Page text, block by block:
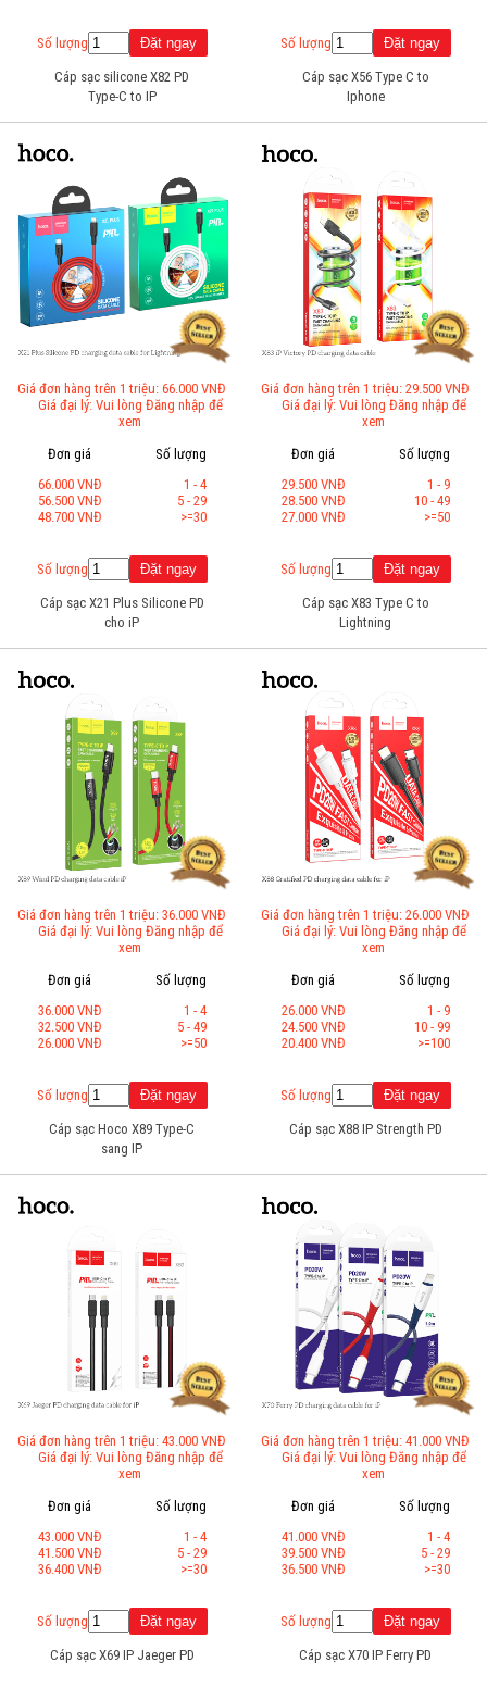
Số lượng
Cáp sạc silicone X82 PD
Type-C to IP
Số lượng
Cáp sạc X56 Type C to
Iphone
Giá đơn hàng trên 1 triệu: 66.000 VNĐ
Giá đại lý: Vui lòng Đăng nhập để
xem
Đơn giá
66.000 VNĐ
56.500 VNĐ
48.700 VNĐ
Số lượng
1 - 4
5 - 29
>=30
Số lượng
Cáp sạc X21 Plus Silicone PD
cho iP
Giá đơn hàng trên 1 triệu: 29.500 VNĐ
Giá đại lý: Vui lòng Đăng nhập để
xem
Đơn giá
29.500 VNĐ
28.500 VNĐ
27.000 VNĐ
Số lượng
1 - 9
10 - 49
>=50
Số lượng
Cáp sạc X83 Type C to
Lightning
Giá đơn hàng trên 1 triệu: 36.000 VNĐ
Giá đại lý: Vui lòng Đăng nhập để
xem
Đơn giá
36.000 VNĐ
32.500 VNĐ
26.000 VNĐ
Số lượng
1 - 4
5 - 49
>=50
Số lượng
Cáp sạc Hoco X89 Type-C
sang IP
Giá đơn hàng trên 1 triệu: 26.000 VNĐ
Giá đại lý: Vui lòng Đăng nhập để
xem
Đơn giá
26.000 VNĐ
24.500 VNĐ
20.400 VNĐ
Số lượng
1 - 9
10 - 99
>=100
Số lượng
Cáp sạc X88 IP Strength PD
Giá đơn hàng trên 1 triệu: 43.000 VNĐ
Giá đại lý: Vui lòng Đăng nhập để
xem
Đơn giá
43.000 VNĐ
41.500 VNĐ
36.400 VNĐ
Số lượng
1 - 4
5 - 29
>=30
Số lượng
Cáp sạc X69 IP Jaeger PD
Giá đơn hàng trên 1 triệu: 41.000 VNĐ
Giá đại lý: Vui lòng Đăng nhập để
xem
Đơn giá
41.000 VNĐ
39.500 VNĐ
36.500 VNĐ
Số lượng
1 - 4
5 - 29
>=30
Số lượng
Cáp sạc X70 IP Ferry PD